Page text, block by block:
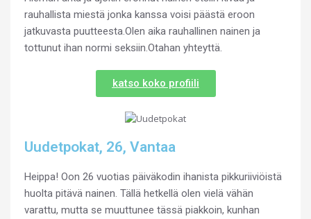
rauhallista miestä jonka kanssa voisi päästä eroon
jatkuvasta puutteesta.Olen aika rauhallinen nainen ja
tottunut ihan normi seksiin.Otahan yhteyttä.
katso koko profiili
Uudetpokat, 26, Vantaa
Heippa! Oon 26 vuotias päiväkodin ihanista pikkuriiviöistä
huolta pitävä nainen. Tällä hetkellä olen vielä vähän
varattu, mutta se muuttunee tässä piakkoin, kunhan